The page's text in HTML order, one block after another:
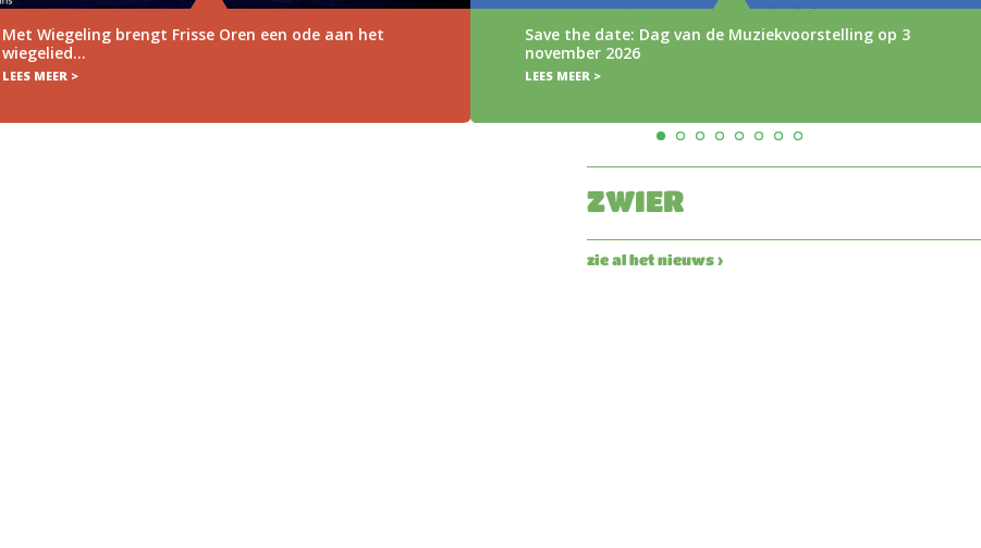
Wiegeling brengt Frisse Oren een ode aan het
MEER >
Save the date: Dag van de Muziekvoorstelling op 3
november 2026
LEES MEER >
ZWIER
zie al het nieuws ›